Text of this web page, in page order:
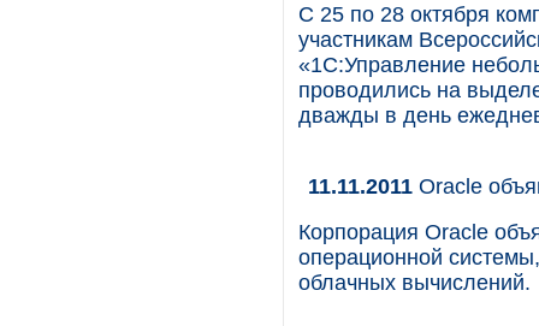
С 25 по 28 октября
участникам
«1С:Управление
проводились на
дважды в день
11.11.2011 Oracle
Корпорация Oracle
операционной
облачных вычислений.